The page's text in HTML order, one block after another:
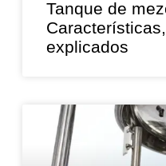
Tanque de
explicados